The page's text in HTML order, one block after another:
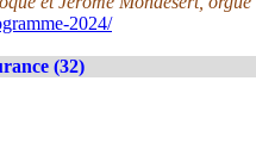
2024/
(32)